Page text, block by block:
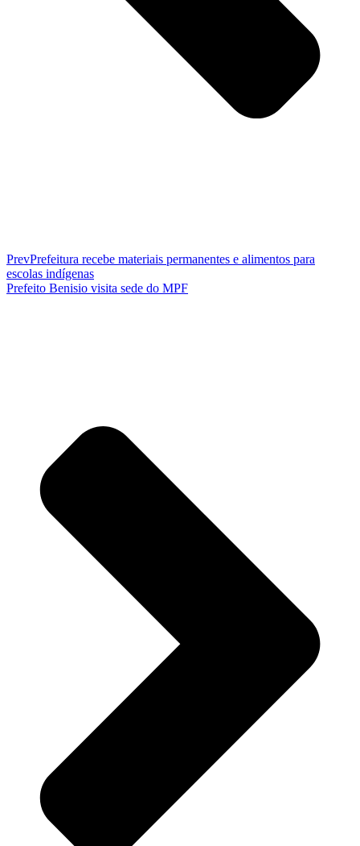
PrevPrefeitura recebe materiais permanentes e alimentos para
escolas indígenas
Prefeito Benisio visita sede do MPF